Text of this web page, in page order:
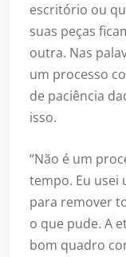
escritório ou
suas peças
outra. Nas
um processo
de paciência
isso.
“Não é um
tempo. Eu usei
para remover
o que pude. A
bom quadro